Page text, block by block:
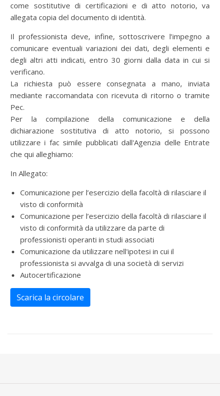
come sostitutive di certificazioni e di atto notorio, va
allegata copia del documento di identità.
Il professionista deve, infine, sottoscrivere l’impegno a
comunicare eventuali variazioni dei dati, degli elementi e
degli altri atti indicati, entro 30 giorni dalla data in cui si
verificano.
La richiesta può essere consegnata a mano, inviata
mediante raccomandata con ricevuta di ritorno o tramite
Pec.
Per la compilazione della comunicazione e della
dichiarazione sostitutiva di atto notorio, si possono
utilizzare i fac simile pubblicati dall'Agenzia delle Entrate
che qui alleghiamo:
In Allegato:
Comunicazione per l’esercizio della facoltà di rilasciare il
visto di conformità
Comunicazione per l’esercizio della facoltà di rilasciare il
visto di conformità da utilizzare da parte di
professionisti operanti in studi associati
Comunicazione da utilizzare nell'ipotesi in cui il
professionista si avvalga di una società di servizi
Autocertificazione
Scarica la circolare